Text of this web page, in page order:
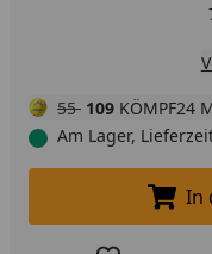
55 109 KÖMPF24
Am Lager,
In